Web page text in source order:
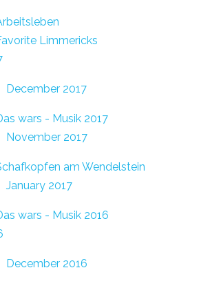
Limmericks
December 2017
wars - Musik 2017
November 2017
am Wendelstein
January 2017
wars - Musik 2016
December 2016